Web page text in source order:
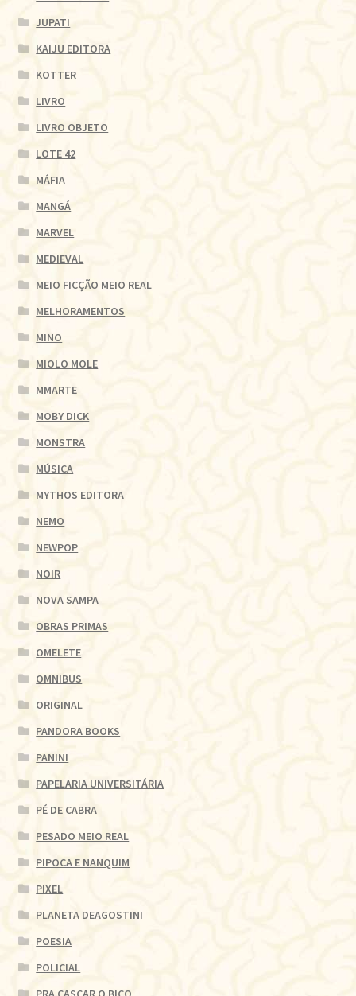
JUPATI
KAIJU EDITORA
KOTTER
LIVRO
LIVRO OBJETO
LOTE 42
MÁFIA
MANGÁ
MARVEL
MEDIEVAL
MEIO FICÇÃO MEIO REAL
MELHORAMENTOS
MINO
MIOLO MOLE
MMARTE
MOBY DICK
MONSTRA
MÚSICA
MYTHOS EDITORA
NEMO
NEWPOP
NOIR
NOVA SAMPA
OBRAS PRIMAS
OMELETE
OMNIBUS
ORIGINAL
PANDORA BOOKS
PANINI
PAPELARIA UNIVERSITÁRIA
PÉ DE CABRA
PESADO MEIO REAL
PIPOCA E NANQUIM
PIXEL
PLANETA DEAGOSTINI
POESIA
POLICIAL